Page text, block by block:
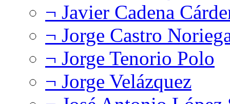
¬ Javier Cadena
¬ Jorge Castro
¬ Jorge Tenorio Polo
¬ Jorge Velázquez